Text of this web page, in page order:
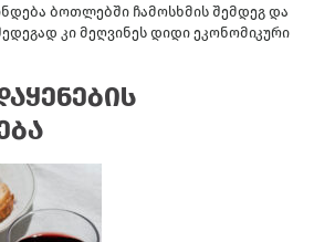
ბოთლებში ჩამოსხმის შემდეგ და
კი მეღვინეს დიდი ეკონომიკური